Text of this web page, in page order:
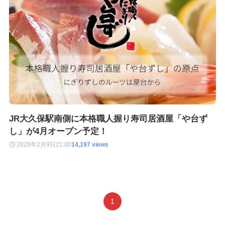
JR大久保駅南側に本格職人握り寿司居酒屋「や台ず
し」が4月オープン予定！
2026年2月9日 21:0014,197 views
1